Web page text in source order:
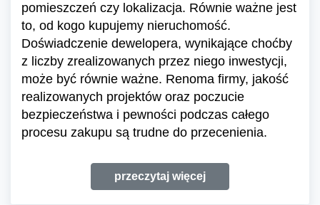
pomieszczeń czy lokalizacja. Równie ważne jest
to, od kogo kupujemy nieruchomość.
Doświadczenie dewelopera, wynikające choćby
z liczby zrealizowanych przez niego inwestycji,
może być równie ważne. Renoma firmy, jakość
realizowanych projektów oraz poczucie
bezpieczeństwa i pewności podczas całego
procesu zakupu są trudne do przecenienia.
przeczytaj więcej